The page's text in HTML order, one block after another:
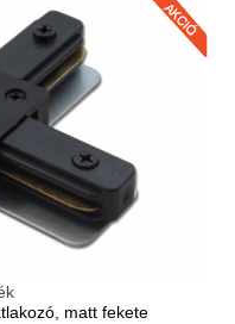
matt fekete